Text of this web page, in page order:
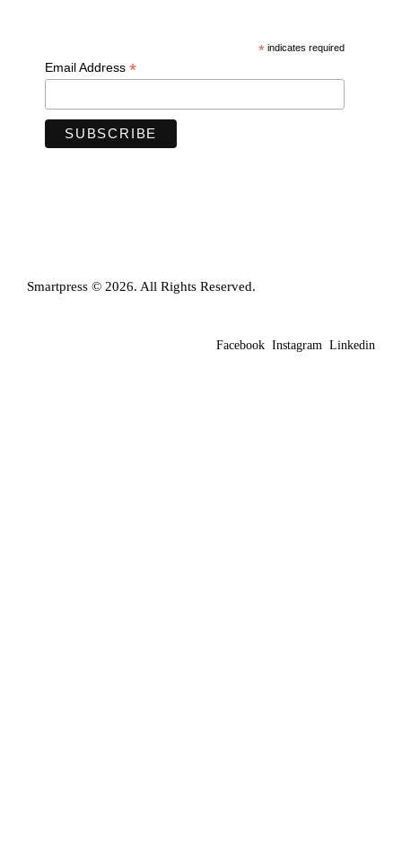
* indicates required
Email Address *
Smartpress © 2026. All Rights Reserved.
Facebook Instagram Linkedin